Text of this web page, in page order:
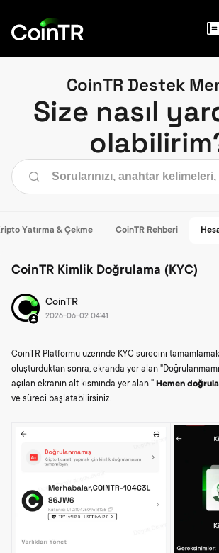
CoinTR Destek
Size nasıl
Yatırma & Çekme CoinTR Rehberi
CoinTR Kimlik Doğrulama (KYC)
CoinTR
2026-06-02 04:41
CoinTR Platformu üzerinde KYC sürecini
oluşturduktan sonra, ekranda yer alan
açılan ekranın alt kısmında yer alan " Hemen doğrula
ve süreci başlatabilirsiniz.